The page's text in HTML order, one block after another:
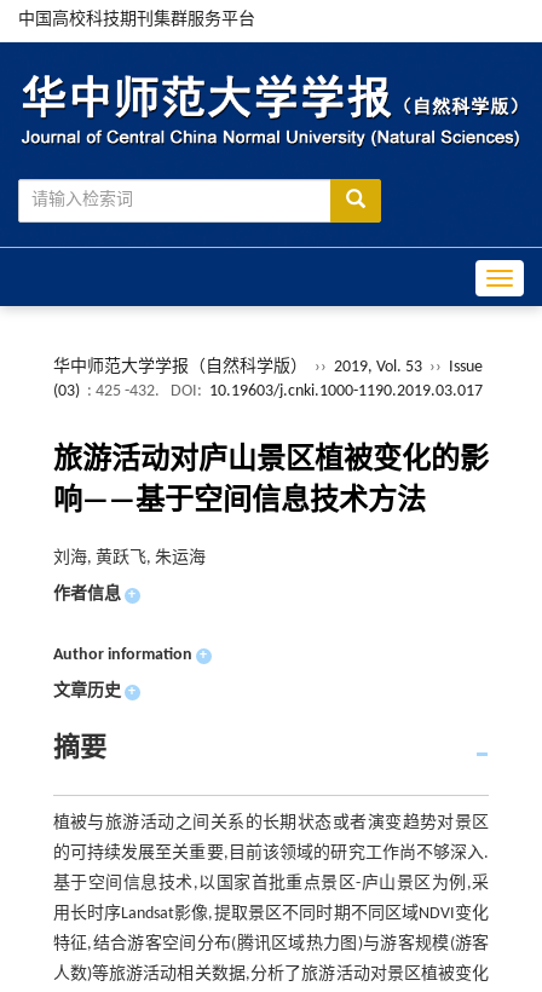
中国高校科技期刊集群服务平台
华中师范大学学报（自然科学版） ›› 2019, Vol. 53 ››
Issue
(03) : 425 -432. DOI: 10.19603/j.cnki.1000-1190.2019.03.017
旅游活动对庐山景区植被变化的影
响——基于空间信息技术方法
刘海, 黄跃飞, 朱运海
作者信息 +
Author information +
文章历史 +
摘要
植被与旅游活动之间关系的长期状态或者演变趋势对景区
的可持续发展至关重要,目前该领域的研究工作尚不够深入.
基于空间信息技术,以国家首批重点景区-庐山景区为例,采
用长时序Landsat影像,提取景区不同时期不同区域NDVI变化
特征,结合游客空间分布(腾讯区域热力图)与游客规模(游客
人数)等旅游活动相关数据,分析了旅游活动对景区植被变化